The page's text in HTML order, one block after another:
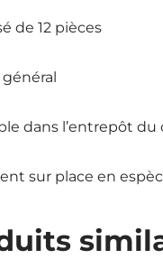
de 12 pièces
dans l’entrepôt
sur place en